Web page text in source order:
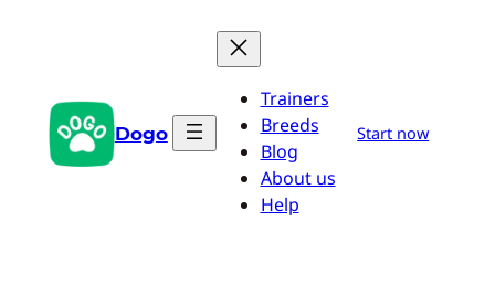
Dogo
Trainers
Breeds
Blog
About us
Help
Start now